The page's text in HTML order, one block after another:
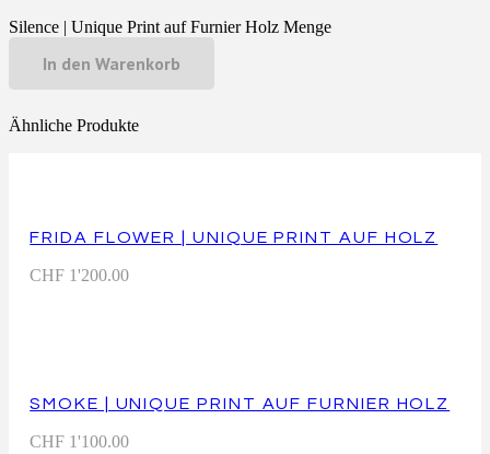
Silence | Unique Print auf Furnier Holz Menge
In den Warenkorb
Ähnliche Produkte
FRIDA FLOWER | UNIQUE PRINT AUF HOLZ
CHF 1'200.00
SMOKE | UNIQUE PRINT AUF FURNIER HOLZ
CHF 1'100.00